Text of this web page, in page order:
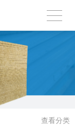
查看分类